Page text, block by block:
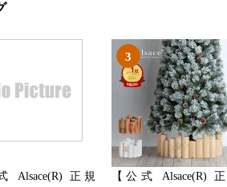
Alsace(R) 正規
3
【公式 Alsace(R)